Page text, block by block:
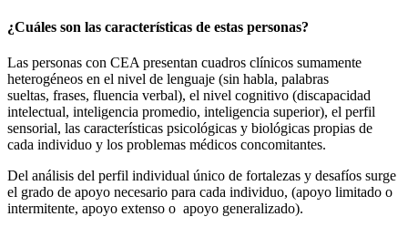
¿Cuáles son las características de estas personas?
Las personas con CEA presentan cuadros clínicos sumamente
heterogéneos en el nivel de lenguaje (sin habla, palabras
sueltas, frases, fluencia verbal), el nivel cognitivo (discapacidad
intelectual, inteligencia promedio, inteligencia superior), el perfil
sensorial, las características psicológicas y biológicas propias de
cada individuo y los problemas médicos concomitantes.
Del análisis del perfil individual único de fortalezas y desafíos surge
el grado de apoyo necesario para cada individuo, (apoyo limitado o
intermitente, apoyo extenso o apoyo generalizado).